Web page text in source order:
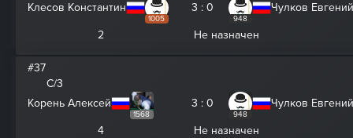
Клесов Константин
1005
3 : 0
948
Чулков Евгений
2 Не назначен
#37
C/3
Корень Алексей
1568
3 : 0
948
Чулков Евгений
4 Не назначен